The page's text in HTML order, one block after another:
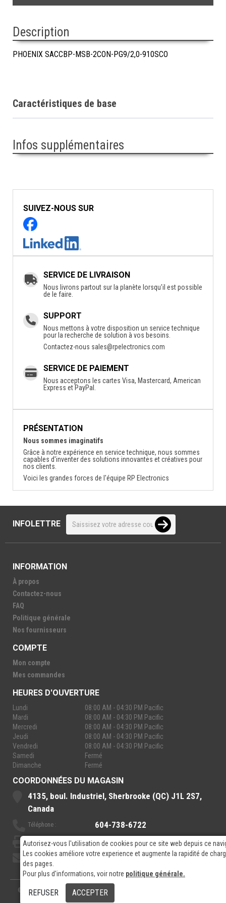
Autorisez-vous l'utilisation de cookies pour ce site web depuis ce
Les cookies améliore votre experience et augmente la rapidité de
des pages.
Pour plus d'informations, voir notre politique générale.
REFUSER ACCEPTER
Description
PHOENIX SACCBP-MSB-2CON-PG9/2,0-910SCO
Caractéristiques de base
Infos supplémentaires
SUIVEZ-NOUS SUR
SERVICE DE LIVRAISON
Nous livrons partout sur la planète lorsqu'il est possible
de le faire.
SUPPORT
Nous mettons à votre disposition un service technique
pour la recherche de solution à vos besoins.
Contactez-nous sales@rpelectronics.com
SERVICE DE PAIEMENT
Nous acceptons les cartes Visa, Mastercard, American
Express et PayPal.
PRÉSENTATION
Nous sommes imaginatifs
Grâce à notre expérience en service technique, nous sommes
capables d'inventer des solutions innovantes et créatives pour
nos clients.
Voici les grandes forces de l'équipe RP Electronics
INFOLETTRE
INFORMATION
À propos
Contactez-nous
FAQ
Politique générale
Nos fournisseurs
© 2026- RP Electronics
COMPTE
Mon compte
Mes commandes
HEURES D'OUVERTURE
Lundi
08:00 AM - 04:30 PM Pacific
Mardi
08:00 AM - 04:30 PM Pacific
Mercredi
08:00 AM - 04:30 PM Pacific
Jeudi
08:00 AM - 04:30 PM Pacific
Vendredi
08:00 AM - 04:30 PM Pacific
Samedi
Fermé
Dimanche
Fermé
COORDONNÉES DU MAGASIN
4135, boul. Industriel, Sherbrooke (QC) J1L 2S7,
Canada
Téléphone : 604-738-6722
Sans-Frais : 888-921-7770
Courriel: sales@rpelectronics.com